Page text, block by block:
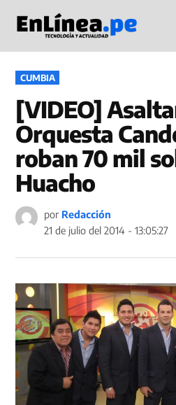
contenido
en
PUBLICADO
EN
CUMBIA
[VIDEO]
Orquesta
roban 70 mil
Huacho
por Redacción
21 de julio del 2014 - 13:05:27